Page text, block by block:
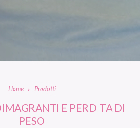
Home Prodotti
E PERDITA DI
PESO